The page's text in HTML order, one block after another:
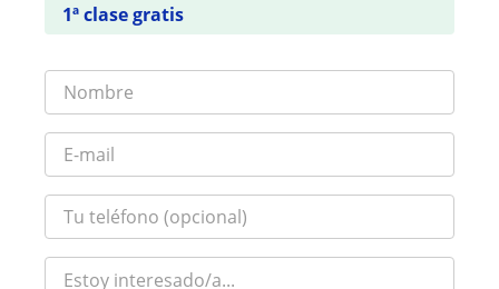
1ª clase gratis